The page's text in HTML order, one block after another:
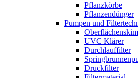
Pflanzkörbe
Pflanzendünger
Pumpen und
UVC Klärer
Durchlauffilter
Druckfilter